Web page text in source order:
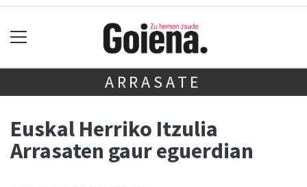
ARRASATE
Euskal Herriko Itzulia
Arrasaten gaur eguerdian